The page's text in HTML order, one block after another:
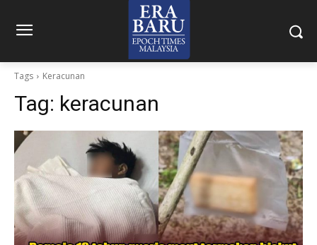
Tags Keracunan
Tag: keracunan